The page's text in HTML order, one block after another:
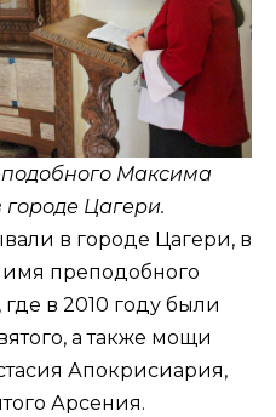
Максима
Цагери.
в городе Цагери, в
преподобного
в 2010 году были
а также мощи
Апокрисиария,
Арсения.